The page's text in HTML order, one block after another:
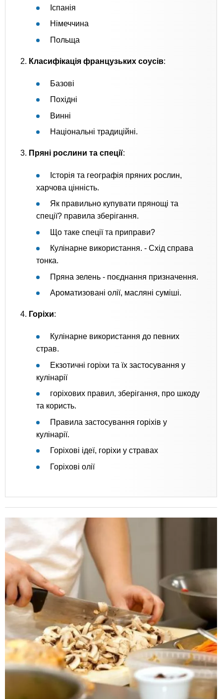
Іспанія
Німеччина
Польща
2. Класифікація французьких соусів:
Базові
Похідні
Винні
Національні традиційні.
3. Пряні рослини та спеції:
Історія та географія пряних рослин,
харчова цінність.
Як правильно купувати прянощі та
спеції? правила зберігання.
Що таке спеції та приправи?
Кулінарне використання. - Схід справа
тонка.
Пряна зелень - поєднання призначення.
Ароматизовані олії, масляні суміші.
4. Горіхи:
Кулінарне використання до певних
страв.
Екзотичні горіхи та їх застосування у
кулінарії
горіхових правил, зберігання, про шкоду
та користь.
Правила застосування горіхів у
кулінарії.
Горіхові ідеї, горіхи у стравах
Горіхові олії